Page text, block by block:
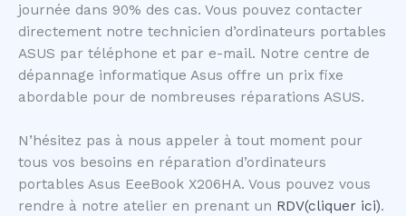
journée dans 90% des cas. Vous pouvez contacter
directement notre technicien d’ordinateurs portables
ASUS par téléphone et par e-mail. Notre centre de
dépannage informatique Asus offre un prix fixe
abordable pour de nombreuses réparations ASUS.
N’hésitez pas à nous appeler à tout moment pour
tous vos besoins en réparation d’ordinateurs
portables Asus EeeBook X206HA. Vous pouvez vous
rendre à notre atelier en prenant un RDV(cliquer ici).